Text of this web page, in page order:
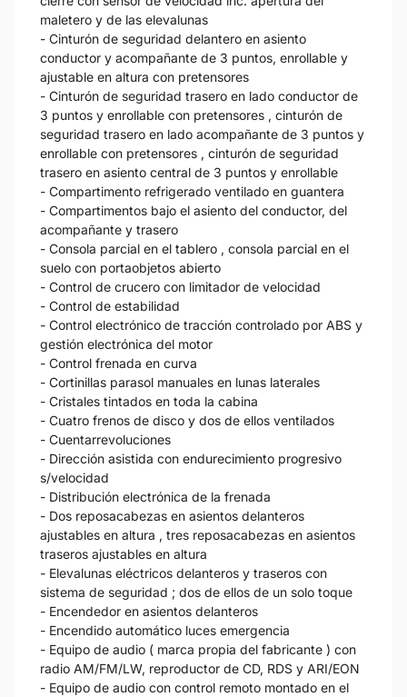
maletero y de las elevalunas
- Cinturón de seguridad delantero en asiento
conductor y acompañante de 3 puntos, enrollable y
ajustable en altura con pretensores
- Cinturón de seguridad trasero en lado conductor de
3 puntos y enrollable con pretensores , cinturón de
seguridad trasero en lado acompañante de 3 puntos y
enrollable con pretensores , cinturón de seguridad
trasero en asiento central de 3 puntos y enrollable
- Compartimento refrigerado ventilado en guantera
- Compartimentos bajo el asiento del conductor, del
acompañante y trasero
- Consola parcial en el tablero , consola parcial en el
suelo con portaobjetos abierto
- Control de crucero con limitador de velocidad
- Control de estabilidad
- Control electrónico de tracción controlado por ABS y
gestión electrónica del motor
- Control frenada en curva
- Cortinillas parasol manuales en lunas laterales
- Cristales tintados en toda la cabina
- Cuatro frenos de disco y dos de ellos ventilados
- Cuentarrevoluciones
- Dirección asistida con endurecimiento progresivo
s/velocidad
- Distribución electrónica de la frenada
- Dos reposacabezas en asientos delanteros
ajustables en altura , tres reposacabezas en asientos
traseros ajustables en altura
- Elevalunas eléctricos delanteros y traseros con
sistema de seguridad ; dos de ellos de un solo toque
- Encendedor en asientos delanteros
- Encendido automático luces emergencia
- Equipo de audio ( marca propia del fabricante ) con
radio AM/FM/LW, reproductor de CD, RDS y ARI/EON
- Equipo de audio con control remoto montado en el